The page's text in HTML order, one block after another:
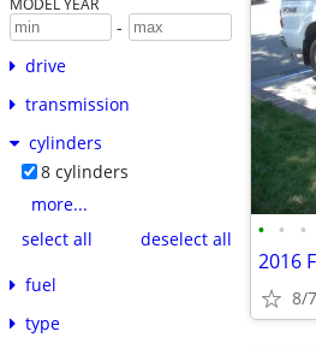
MODEL YEAR
-
drive
transmission
cylinders
8 cylinders
more...
select all
deselect all
fuel
type
• • •
2016
8/7